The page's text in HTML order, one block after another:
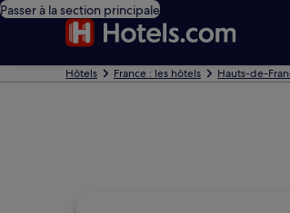
Passer à la section principale
Hôtels France : les hôtels Hauts-de-